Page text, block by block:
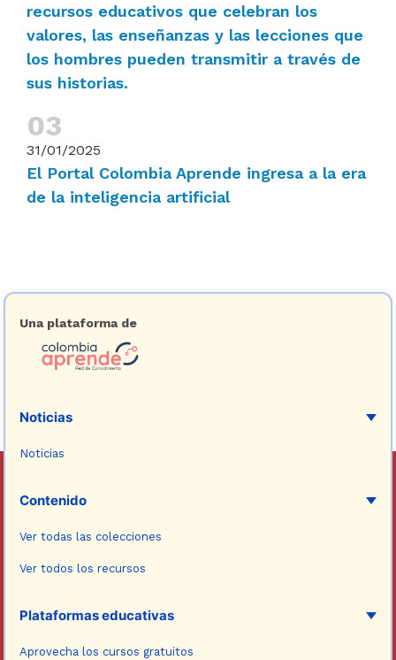
recursos educativos que celebran los
valores, las enseñanzas y las lecciones que
los hombres pueden transmitir a través de
sus historias.
31/01/2025
El Portal Colombia Aprende ingresa a la era
de la inteligencia artificial
Una plataforma de
Noticias
Noticias
Contenido
Ver todas las colecciones
Ver todos los recursos
Plataformas educativas
Aprovecha los cursos gratuitos